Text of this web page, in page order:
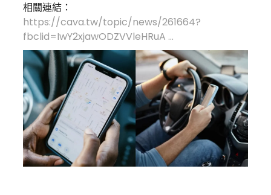
相關連結：
https://cava.tw/topic/news/261664?
fbclid=IwY2xjawODZVVleHRuA ...